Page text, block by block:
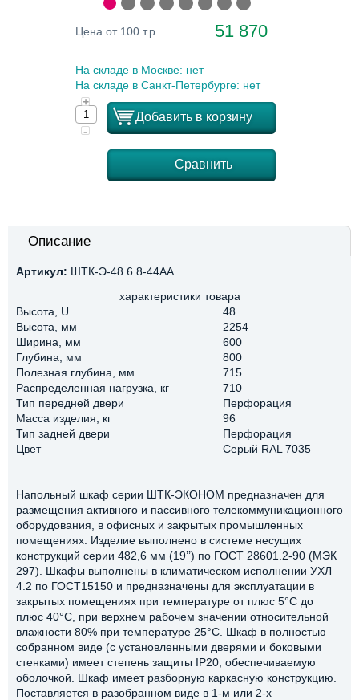
Цена от 100 т.р 51 870
На складе в Москве: нет
На складе в Санкт-Петербурге: нет
+
-
Добавить в корзину
Сравнить
Описание
Артикул: ШТК-Э-48.6.8-44АА
характеристики товара
Высота, U
48
Высота, мм
2254
Ширина, мм
600
Глубина, мм
800
Полезная глубина, мм
715
Распределенная нагрузка, кг
710
Тип передней двери
Перфорация
Масса изделия, кг
96
Тип задней двери
Перфорация
Цвет
Серый RAL 7035
Напольный шкаф серии ШТК-ЭКОНОМ предназначен для
размещения активного и пассивного телекоммуникационного
оборудования, в офисных и закрытых промышленных
помещениях. Изделие выполнено в системе несущих
конструкций серии 482,6 мм (19’’) по ГОСТ 28601.2-90 (МЭК
297). Шкафы выполнены в климатическом исполнении УХЛ
4.2 по ГОСТ15150 и предназначены для эксплуатации в
закрытых помещениях при температуре от плюс 5°С до
плюс 40°С, при верхнем рабочем значении относительной
влажности 80% при температуре 25°С. Шкаф в полностью
собранном виде (с установленными дверями и боковыми
стенками) имеет степень защиты IP20, обеспечиваемую
оболочкой. Шкаф имеет разборную каркасную конструкцию.
Поставляется в разобранном виде в 1-м или 2-х